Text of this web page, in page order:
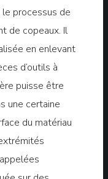
le processus de
de copeaux. Il
en enlevant
d’outils à
puisse être
une certaine
du matériau